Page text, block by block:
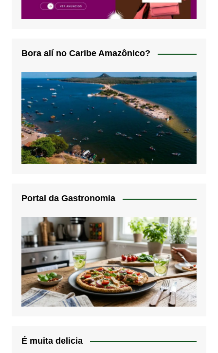
Bora alí no Caribe Amazônico?
Portal da Gastronomia
É muita delicia